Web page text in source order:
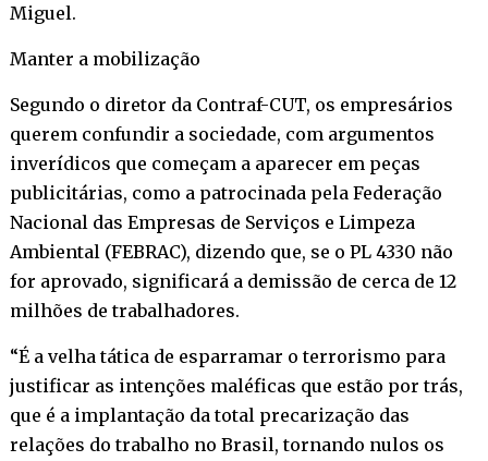
Miguel.
Manter a mobilização
Segundo o diretor da Contraf-CUT, os empresários
querem confundir a sociedade, com argumentos
inverídicos que começam a aparecer em peças
publicitárias, como a patrocinada pela Federação
Nacional das Empresas de Serviços e Limpeza
Ambiental (FEBRAC), dizendo que, se o PL 4330 não
for aprovado, significará a demissão de cerca de 12
milhões de trabalhadores.
“É a velha tática de esparramar o terrorismo para
justificar as intenções maléficas que estão por trás,
que é a implantação da total precarização das
relações do trabalho no Brasil, tornando nulos os